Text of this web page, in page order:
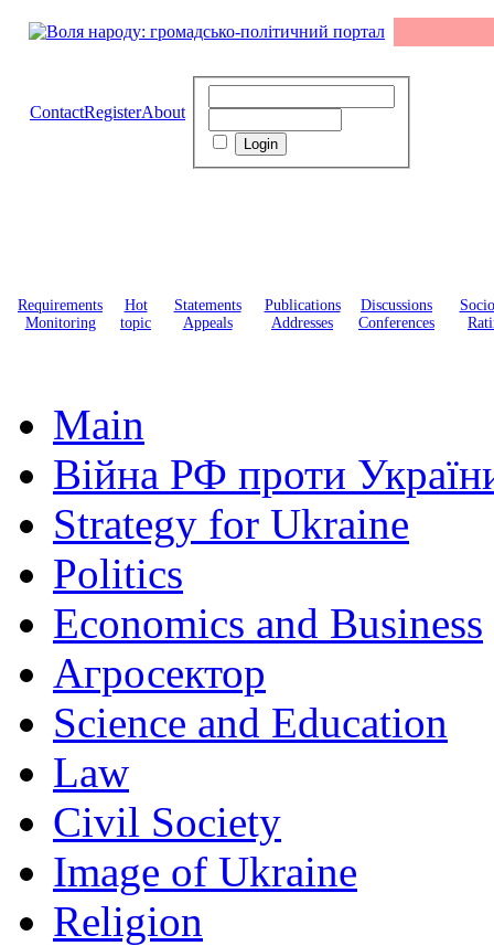
ContactRegisterAbout
Requirements
Monitoring
Hot
topic
Statements
Appeals
Publications
Addresses
Discussions
Conferences
Main
Війна РФ проти
Strategy for Ukraine
Politics
Economics and Business
Агросектор
Science and Education
Law
Civil Society
Image of Ukraine
Religion